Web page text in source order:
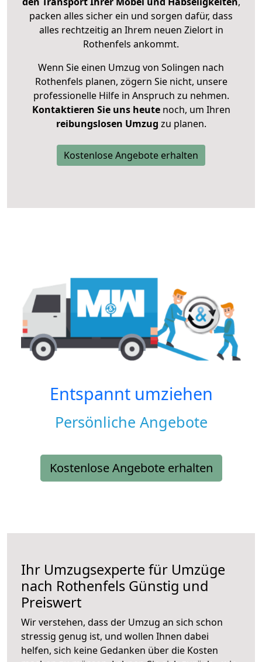
packen alles sicher ein und sorgen dafür, dass
alles rechtzeitig an Ihrem neuen Zielort in
Rothenfels ankommt.
Wenn Sie einen Umzug von Solingen nach
Rothenfels planen, zögern Sie nicht, unsere
professionelle Hilfe in Anspruch zu nehmen.
Kontaktieren Sie uns heutenoch, um Ihren
reibungslosen Umzug zu planen.
Kostenlose Angebote erhalten
Entspannt umziehen
Persönliche Angebote
Kostenlose Angebote erhalten
Ihr Umzugsexperte für Umzüge
nach Rothenfels Günstig und
Preiswert
Wir verstehen, dass der Umzug an sich schon
stressig genug ist, und wollen Ihnen dabei
helfen, sich keine Gedanken über die Kosten